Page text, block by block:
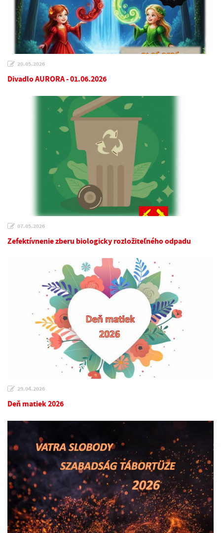
20.05.2026
Divadlo AURORA - 01.06.2026
07.05.2026
Zefektívnenie zberu biologicky rozložiteľného odpadu
29.04.2026
Deň matiek 2026